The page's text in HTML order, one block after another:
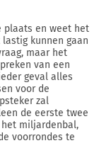
plaats en weet het
kunnen gaan
maar het
van een
geval alles
voor de
zal
de eerste twee
miljardenbal,
voorrondes te